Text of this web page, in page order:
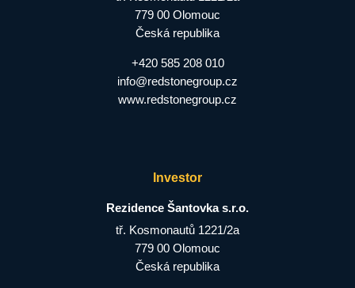
779 00 Olomouc
Česká republika
+420 585 208 010
info@redstonegroup.cz
www.redstonegroup.cz
Investor
Rezidence Šantovka s.r.o.
tř. Kosmonautů 1221/2a
779 00 Olomouc
Česká republika